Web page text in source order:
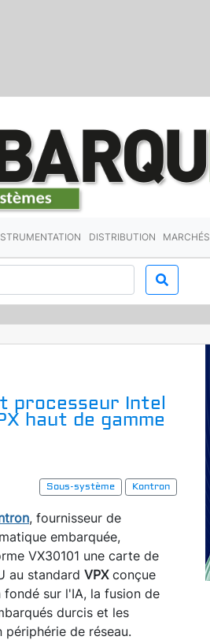
DISTRIBUTION MARCHÉS
processeur Intel
haut de gamme
Sous-système
Kontron
, fournisseur de
embarquée,
VX30101 une carte de
au standard VPXconçue
sur l'IA, la fusion de
durcis et les
de réseau.